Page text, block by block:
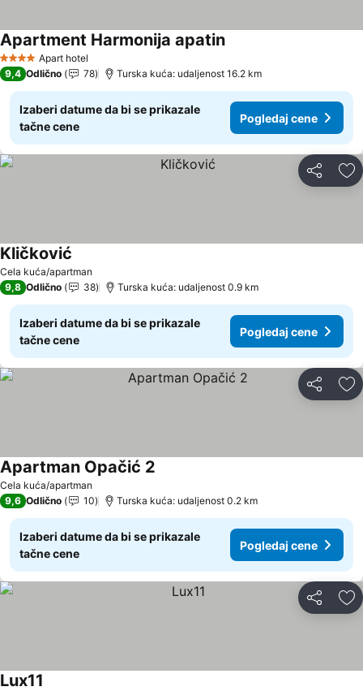
4 ZvezdiceApart hotel
Apartment Harmonija apatin
9,4 Odlično 78 Turska kuća: udaljenost 16.2 km
Izaberi datume da bi se prikazale
tačne cene
Pogledaj cene
Deli
Cela kuća/apartman
Kličković
9,8 Odlično 38 Turska kuća: udaljenost 0.9 km
Izaberi datume da bi se prikazale
tačne cene
Pogledaj cene
Deli
Cela kuća/apartman
Apartman Opačić 2
9,6 Odlično 10 Turska kuća: udaljenost 0.2 km
Izaberi datume da bi se prikazale
tačne cene
Pogledaj cene
Deli
Lux11